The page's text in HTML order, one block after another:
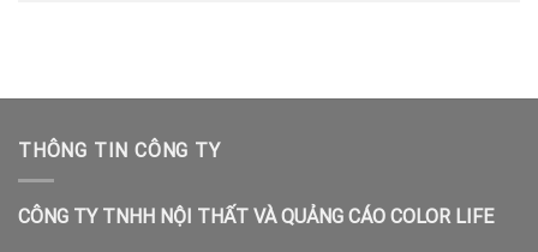
THÔNG TIN CÔNG TY
CÔNG TY TNHH NỘI THẤT VÀ QUẢNG CÁO COLOR LIFE